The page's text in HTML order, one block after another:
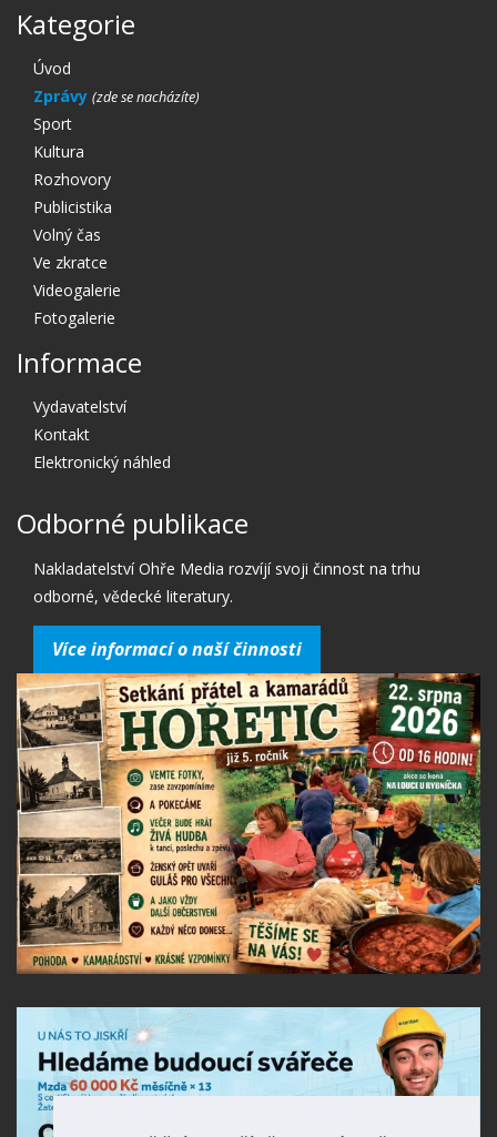
Kategorie
Úvod
Zprávy
Sport
Kultura
Rozhovory
Publicistika
Volný čas
Ve zkratce
Videogalerie
Fotogalerie
Informace
Vydavatelství
Kontakt
Elektronický náhled
Odborné publikace
Nakladatelství Ohře Media rozvíjí svoji činnost na trhu
odborné, vědecké literatury.
Více informací o naší činnosti